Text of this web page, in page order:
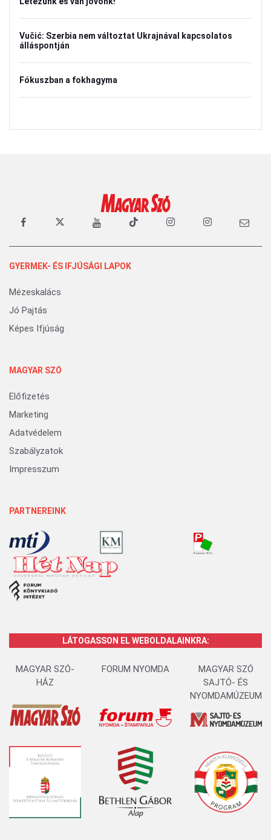
Vučić: Szerbia nem változtat Ukrajnával kapcsolatos
álláspontján
Fókuszban a fokhagyma
GYERMEK- ÉS IFJÚSÁGI LAPOK
Mézeskalács
Jó Pajtás
Képes Ifjúság
MAGYAR SZÓ
Előfizetés
Marketing
Adatvédelem
Szabályzatok
Impresszum
PARTNEREINK
LÁTOGASSON EL WEBOLDALAINKRA:
MAGYAR SZÓ-
HÁZ
FORUM NYOMDA
MAGYAR SZÓ
SAJTÓ- ÉS
NYOMDAMÚZEUM